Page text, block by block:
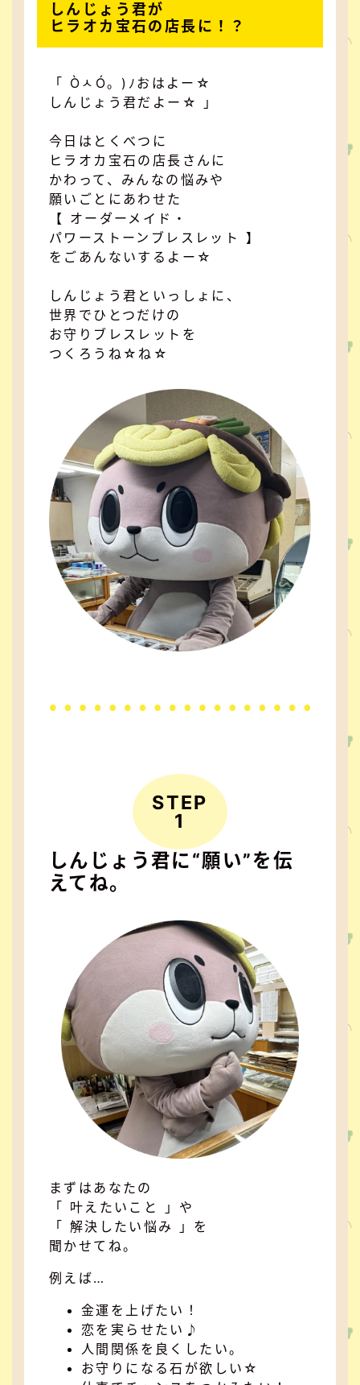
しんじょう君が
ヒラオカ宝石の店長に！？
「 ÒㅅÓ。)ﾉおはよー☆
しんじょう君だよー☆ 」
今日はとくべつに
ヒラオカ宝石の店長さんに
かわって、みんなの悩みや
願いごとにあわせた
【 オーダーメイド・
パワーストーンブレスレット 】
をごあんないするよー☆
しんじょう君といっしょに、
世界でひとつだけの
お守りブレスレットを
つくろうね☆ね☆
STEP
1
しんじょう君に“願い”を伝
えてね。
まずはあなたの
「 叶えたいこと 」や
「 解決したい悩み 」を
聞かせてね。
例えば…
金運を上げたい！
恋を実らせたい♪
人間関係を良くしたい。
お守りになる石が欲しい☆